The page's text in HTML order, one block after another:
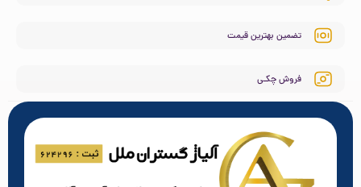
تضمین بهترین قیمت
فروش چکـی